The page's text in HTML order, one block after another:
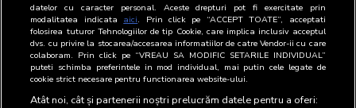
DI
Valeria
Iliescu
Imputernicit
021-
318.80.00
RADIO
Valeria
Iliescu
Imputernicit
021-
datelor cu caracter personal. Aceste drepturi pot fi exercitate prin
modalitatea indicata aici. Prin click pe “ACCEPT TOATE”, acceptati
folosirea tuturor Tehnologiilor de tip Cookie, care implica inclusiv acceptul
dvs. cu privire la stocarea/accesarea informatiilor de catre Vendor-ii cu care
colaboram. Prin click pe “VREAU SA MODIFIC SETARILE INDIVIDUAL”
puteti schimba preferintele in mod individual, mai putin cele legate de
cookie strict necesare pentru functionarea website-ului.
Atât noi, cât și partenerii noștri prelucrăm datele pentru a oferi: